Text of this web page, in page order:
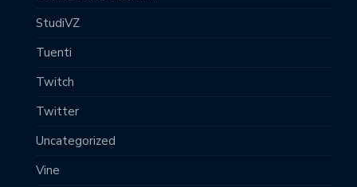
StudiVZ
Tuenti
Twitch
Twitter
Uncategorized
Vine